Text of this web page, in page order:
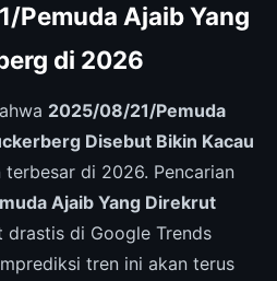
Pemuda Ajaib Yang
di 2026
2025/08/21/Pemuda
Disebut Bikin Kacau
di 2026. Pencarian
Ajaib Yang Direkrut
drastis di Google Trends
tren ini akan terus